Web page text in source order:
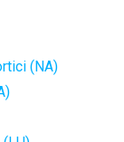
(NA)